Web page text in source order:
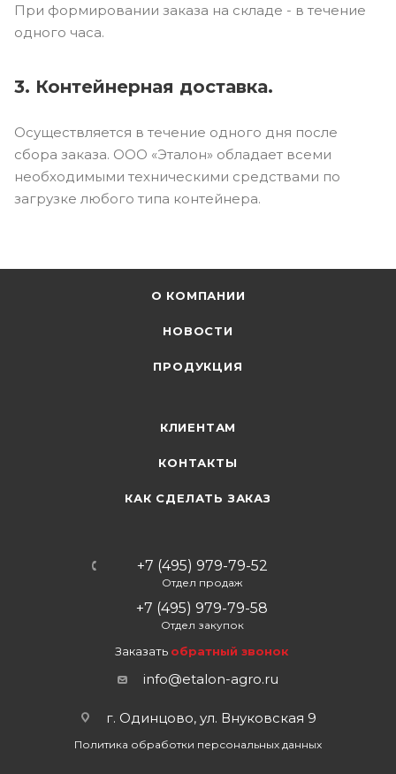
При формировании заказа на складе - в течение
одного часа.
3. Контейнерная доставка.
Осуществляется в течение одного дня после
сбора заказа. ООО «Эталон» обладает всеми
необходимыми техническими средствами по
загрузке любого типа контейнера.
О КОМПАНИИ
НОВОСТИ
ПРОДУКЦИЯ
КЛИЕНТАМ
КОНТАКТЫ
КАК СДЕЛАТЬ ЗАКАЗ
+7 (495) 979-79-52
Отдел продаж
+7 (495) 979-79-58
Отдел закупок
Заказать обратный звонок
info@etalon-agro.ru
г. Одинцово, ул. Внуковская 9
Политика обработки персональных данных